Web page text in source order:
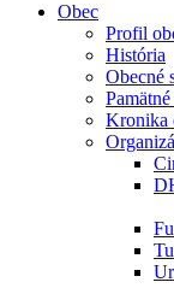
Obec
Profil
História
Obecné
Kronika